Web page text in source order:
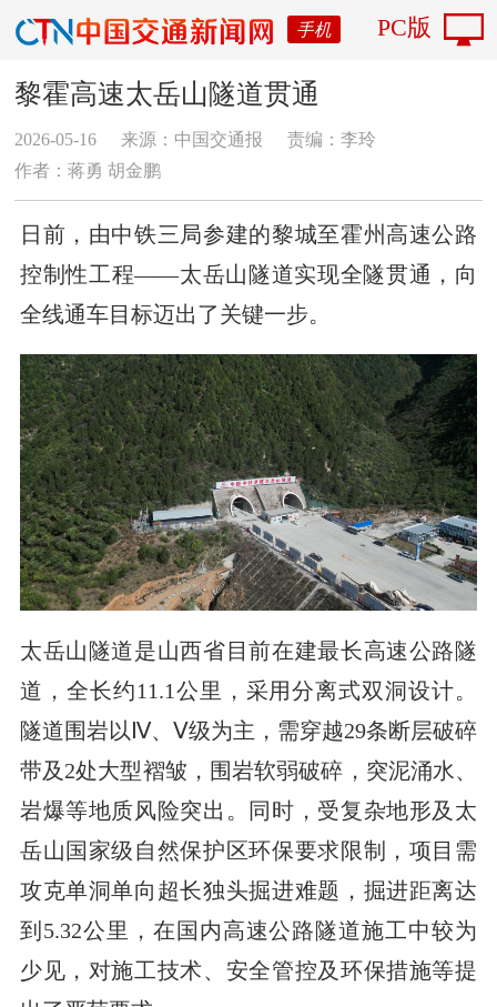
手机 PC版
黎霍高速太岳山隧道贯通
2026-05-16 来源：中国交通报
责编：李玲
作者：蒋勇 胡金鹏
日前，由中铁三局参建的黎城至霍州高速公路
控制性工程——太岳山隧道实现全隧贯通，向
全线通车目标迈出了关键一步。
太岳山隧道是山西省目前在建最长高速公路隧
道，全长约11.1公里，采用分离式双洞设计。
隧道围岩以Ⅳ、Ⅴ级为主，需穿越29条断层破碎
带及2处大型褶皱，围岩软弱破碎，突泥涌水、
岩爆等地质风险突出。同时，受复杂地形及太
岳山国家级自然保护区环保要求限制，项目需
攻克单洞单向超长独头掘进难题，掘进距离达
到5.32公里，在国内高速公路隧道施工中较为
少见，对施工技术、安全管控及环保措施等提